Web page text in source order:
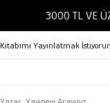
3000 TL VE
Kitabımı Yayınlatmak